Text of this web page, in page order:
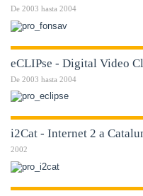
De 2003 hasta 2004
eCLIPse - Digital Video
De 2003 hasta 2004
i2Cat - Internet 2 a
2002